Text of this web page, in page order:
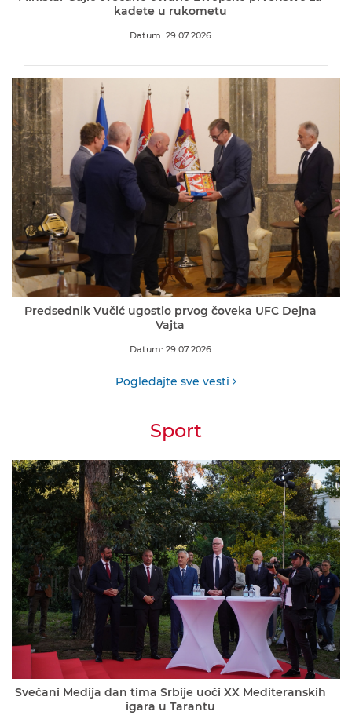
kadete u rukometu
Datum: 29.07.2026
Predsednik Vučić ugostio prvog čoveka UFC Dejna
Vajta
Datum: 29.07.2026
Pogledajte sve vesti
Sport
Svečani Medija dan tima Srbije uoči XX Mediteranskih
igara u Tarantu